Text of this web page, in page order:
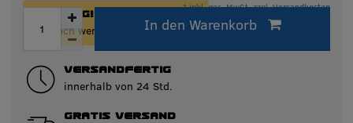
VERSANDFERTIG
innerhalb von 24 Std.
GRATIS VERSAND
ACHTUNG!
Nur noch wenige Artikel auf Lager!
* inkl. ges. MwSt. zzgl.Versandkosten
Innerhalb von 24h versandfertig.
In den Warenkorb